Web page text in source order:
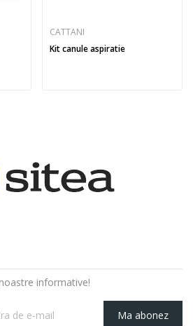
CATTANI
Kit canule aspiratie
informative!
Ma abonez